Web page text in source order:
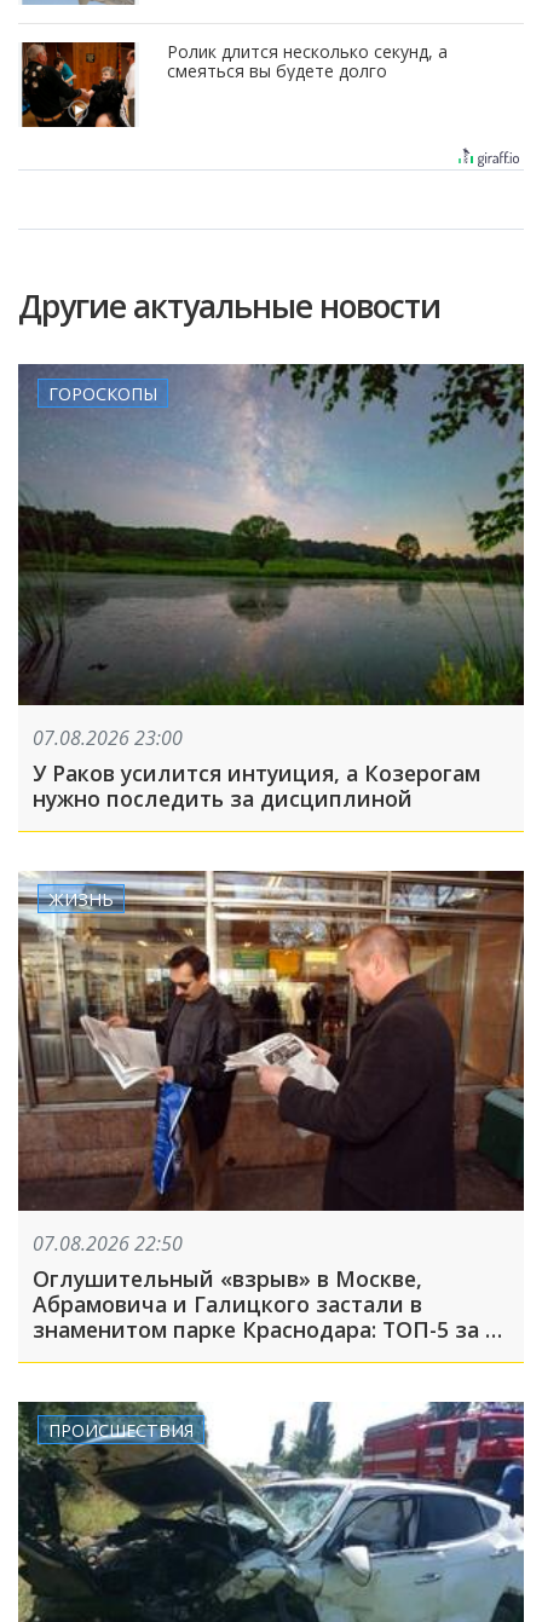
Ролик длится несколько секунд, а
смеяться вы будете долго
Другие актуальные новости
ГОРОСКОПЫ
07.08.2026 23:00
У Раков усилится интуиция, а Козерогам
нужно последить за дисциплиной
ЖИЗНЬ
07.08.2026 22:50
Оглушительный «взрыв» в Москве,
Абрамовича и Галицкого застали в
знаменитом парке Краснодара: ТОП-5 за 7
ПРОИСШЕСТВИЯ